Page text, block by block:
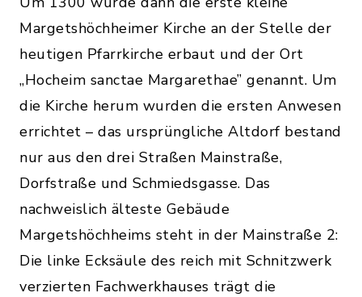
Margetshöchheimer Kirche an der Stelle der
heutigen Pfarrkirche erbaut und der Ort
„Hocheim sanctae Margarethae” genannt. Um
die Kirche herum wurden die ersten Anwesen
errichtet – das ursprüngliche Altdorf bestand
nur aus den drei Straßen Mainstraße,
Dorfstraße und Schmiedsgasse. Das
nachweislich älteste Gebäude
Margetshöchheims steht in der Mainstraße 2:
Die linke Ecksäule des reich mit Schnitzwerk
verzierten Fachwerkhauses trägt die